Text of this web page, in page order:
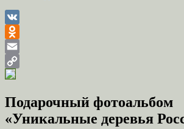
VK
Odnoklassniki
Email
Copy
Подарочный фотоальбом
«Уникальные деревья